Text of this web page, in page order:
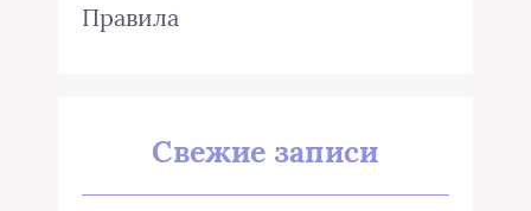
Правила
Свежие записи